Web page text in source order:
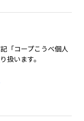
「コープこうべ個人
扱います。